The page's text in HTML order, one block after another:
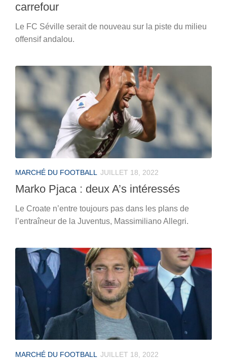
carrefour
Le FC Séville serait de nouveau sur la piste du milieu
offensif andalou.
MARCHÉ DU FOOTBALL JUILLET 18, 2022
Marko Pjaca : deux A’s intéressés
Le Croate n’entre toujours pas dans les plans de
l’entraîneur de la Juventus, Massimiliano Allegri.
MARCHÉ DU FOOTBALL JUILLET 18, 2022